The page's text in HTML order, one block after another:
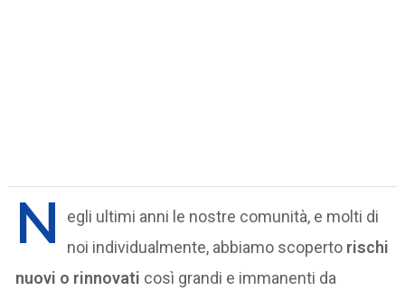
N
egli ultimi anni le nostre comunità, e molti di
noi individualmente, abbiamo scoperto rischi
nuovi o rinnovati così grandi e immanenti da